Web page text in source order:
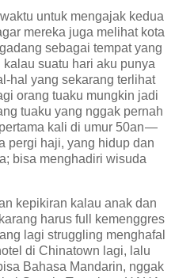
untuk mengajak kedua
mereka juga melihat kota
sebagai tempat yang
suatu hari aku punya
hal yang sekarang terlihat
orang tuaku mungkin jadi
tuaku yang nggak pernah
kali di umur 50an —
pergi haji, yang hidup dan
bisa menghadiri wisuda
kepikiran kalau anak dan
harus full kemenggres
lagi struggling menghafal
di Chinatown lagi, lalu
Bahasa Mandarin, nggak